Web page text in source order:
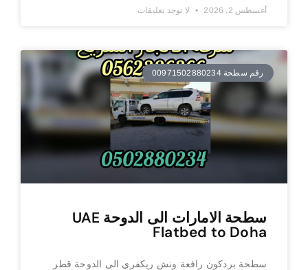
أغسطس 2, 2026 لا توجد تعليقات
رقم سطحة 00971502880234
سطحة الامارات الى الدوحة UAE
Flatbed to Doha
سطحة بردكون رافعة ونش ريكفري الى الدوحة قطر